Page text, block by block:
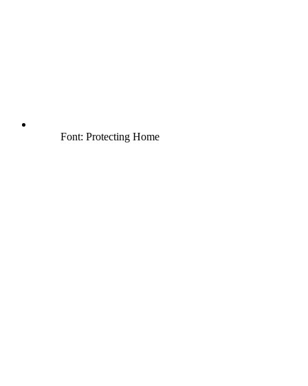
Font: Protecting Home